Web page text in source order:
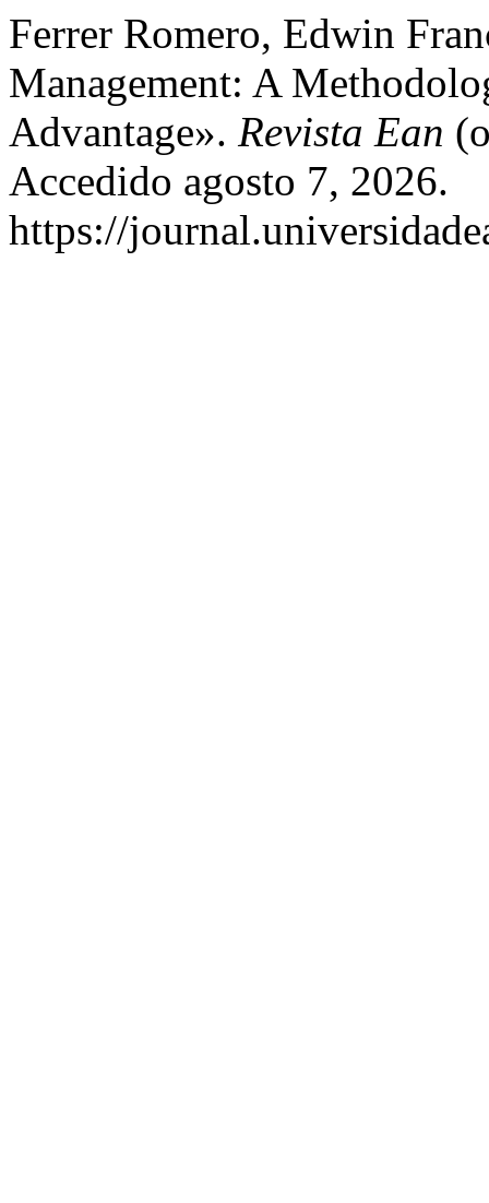
Ferrer Romero, Edwin
Management: A
Advantage». Revista Ean
Accedido agosto 7, 2026.
https://